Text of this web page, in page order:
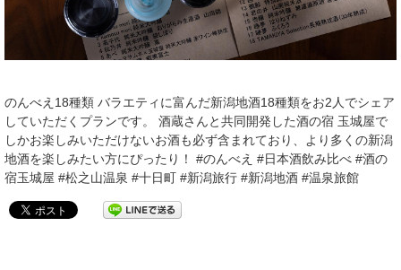
のんべえ18種類 バラエティに富んだ新潟地酒18種類をお2人でシェア
していただくプランです。 酒蔵さんと共同開発した酒の宿 玉城屋で
しかお楽しみいただけないお酒も必ず含まれており、より多くの新潟
地酒を楽しみたい方にぴったり！ #のんべえ #日本酒飲み比べ #酒の
宿玉城屋 #松之山温泉 #十日町 #新潟旅行 #新潟地酒 #温泉旅館